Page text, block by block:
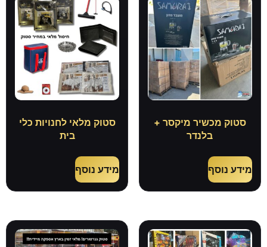
סטוק מכשיר מיקסר +
בלנדר
מידע נוסף
סטוק מלאי לחנויות כלי
בית
מידע נוסף